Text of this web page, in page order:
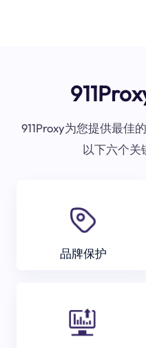
911Proxy为您提供最佳
以下六个关
品牌保护